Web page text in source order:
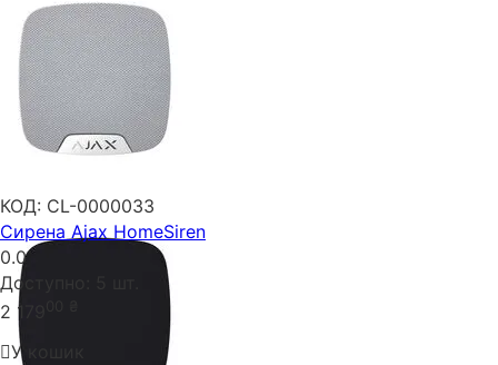
КОД: CL-0000033
Сирена Ajax HomeSiren
0.0
Доступно:
2 179
У кошик